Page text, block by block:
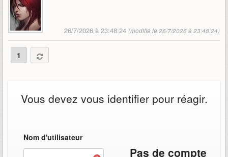
26/7/2026 à 23:48:24 (modifié le 26/7/2026 à 23:48:24)
1
Vous devez vous identifier pour réagir.
Nom d'utilisateur
Pas de compte